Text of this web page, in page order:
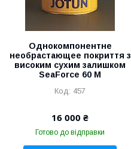
Однокомпонентне
необрастающее покриття з
високим сухим залишком
SeaForce 60 M
457
16 000 ₴
Готово до відправки